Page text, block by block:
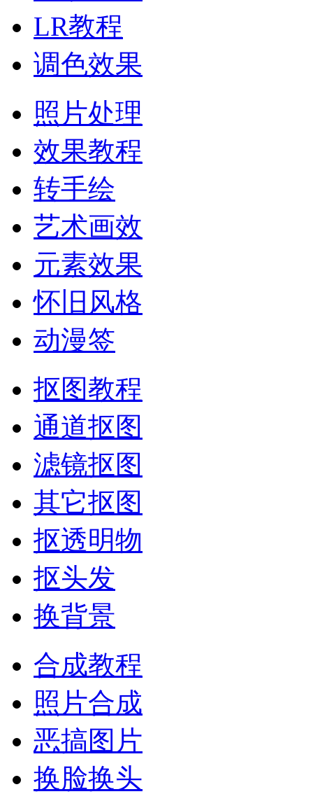
LR教程
调色效果
照片处理
效果教程
转手绘
艺术画效
元素效果
怀旧风格
动漫签
抠图教程
通道抠图
滤镜抠图
其它抠图
抠透明物
抠头发
换背景
合成教程
照片合成
恶搞图片
换脸换头